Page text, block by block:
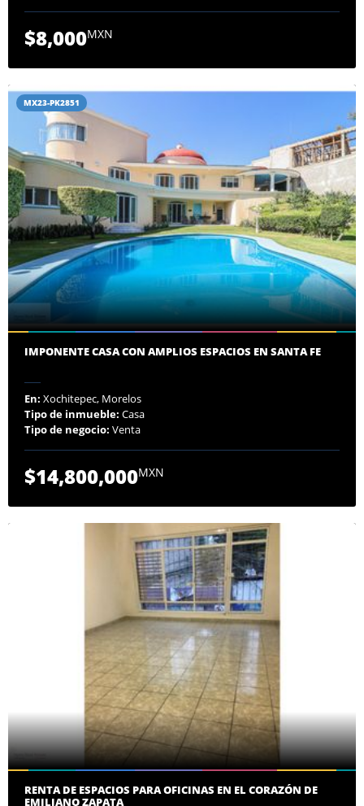
$8,000MXN
MX23-PK2851
IMPONENTE CASA CON AMPLIOS ESPACIOS EN SANTA FE
En: Xochitepec, Morelos
Tipo de inmueble: Casa
Tipo de negocio: Venta
$14,800,000MXN
RENTA DE ESPACIOS PARA OFICINAS EN EL CORAZÓN DE
EMILIANO ZAPATA